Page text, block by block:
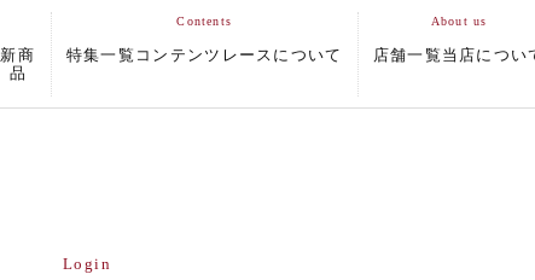
新商
品
特集一覧 コンテンツ レースについて 店舗一覧 当店につい
Login